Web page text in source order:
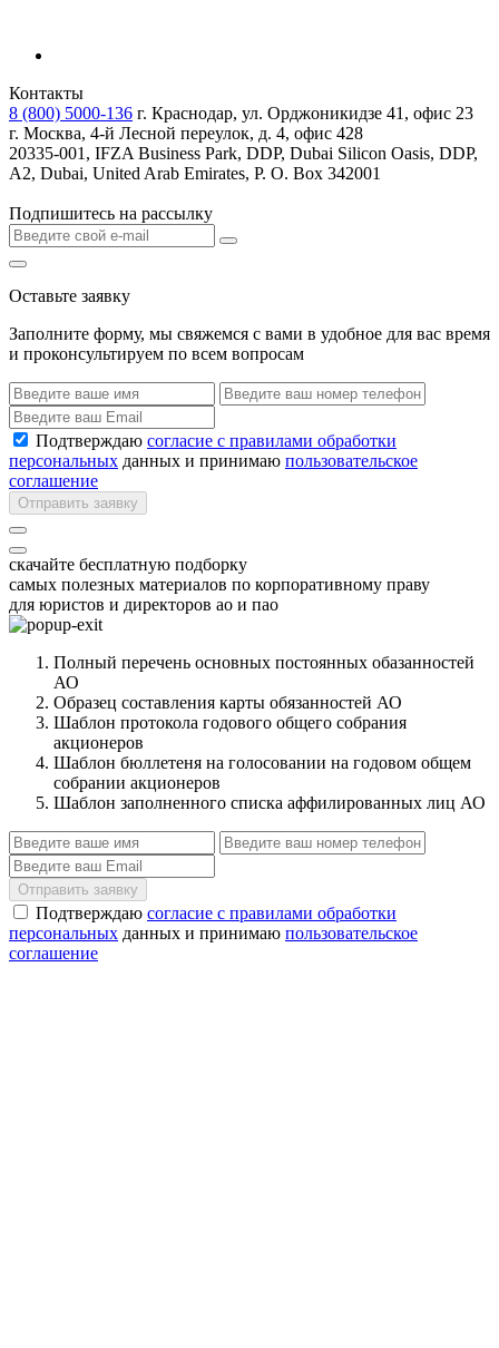
Контакты
8 (800) 5000-136 г. Краснодар, ул. Орджоникидзе 41, офис 23
г. Москва, 4-й Лесной переулок, д. 4, офис 428
20335-001, IFZA Business Park, DDP, Dubai Silicon Oasis, DDP,
A2, Dubai, United Arab Emirates, P. O. Box 342001
Подпишитесь на рассылку
Оставьте заявку
Заполните форму, мы свяжемся с вами в удобное для вас время
и проконсультируем по всем вопросам
Подтверждаю согласие с правилами обработки
персональных данных и принимаю пользовательское
соглашение
Отправить заявку
скачайте бесплатную подборку
самых полезных материалов по корпоративному праву
для юристов и директоров ао и пао
Полный перечень основных постоянных обазанностей
АО
Образец составления карты обязанностей АО
Шаблон протокола годового общего собрания
акционеров
Шаблон бюллетеня на голосовании на годовом общем
собрании акционеров
Шаблон заполненного списка аффилированных лиц АО
Отправить заявку
Подтверждаю согласие с правилами обработки
персональных данных и принимаю пользовательское
соглашение